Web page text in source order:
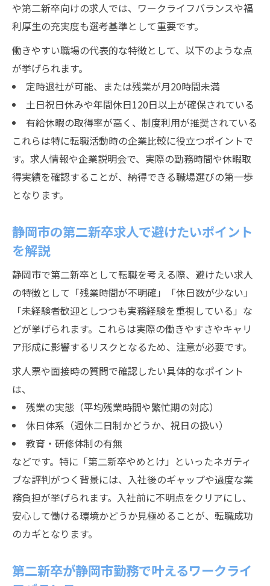
や第二新卒向けの求人では、ワークライフバランスや福
利厚生の充実度も選考基準として重要です。
働きやすい職場の代表的な特徴として、以下のような点
が挙げられます。
定時退社が可能、または残業が月20時間未満
土日祝日休みや年間休日120日以上が確保されている
有給休暇の取得率が高く、制度利用が推奨されている
これらは特に転職活動時の企業比較に役立つポイントで
す。求人情報や企業説明会で、実際の勤務時間や休暇取
得実績を確認することが、納得できる職場選びの第一歩
となります。
静岡市の第二新卒求人で避けたいポイント
を解説
静岡市で第二新卒として転職を考える際、避けたい求人
の特徴として「残業時間が不明確」「休日数が少ない」
「未経験者歓迎としつつも実務経験を重視している」な
どが挙げられます。これらは実際の働きやすさやキャリ
ア形成に影響するリスクとなるため、注意が必要です。
求人票や面接時の質問で確認したい具体的なポイント
は、
残業の実態（平均残業時間や繁忙期の対応）
休日体系（週休二日制かどうか、祝日の扱い）
教育・研修体制の有無
などです。特に「第二新卒やめとけ」といったネガティ
ブな評判がつく背景には、入社後のギャップや過度な業
務負担が挙げられます。入社前に不明点をクリアにし、
安心して働ける環境かどうか見極めることが、転職成功
のカギとなります。
第二新卒が静岡市勤務で叶えるワークライ